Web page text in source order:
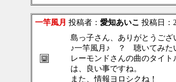
一竿風月 投稿者： 愛知あいこ 投稿日：
島っ子さん、ありがとうござ
♪一竿風月♪ ？ 聴いてみた
レーモンドさんの曲のタイ
は、良い事ですね。
また、情報ヨロシクね！